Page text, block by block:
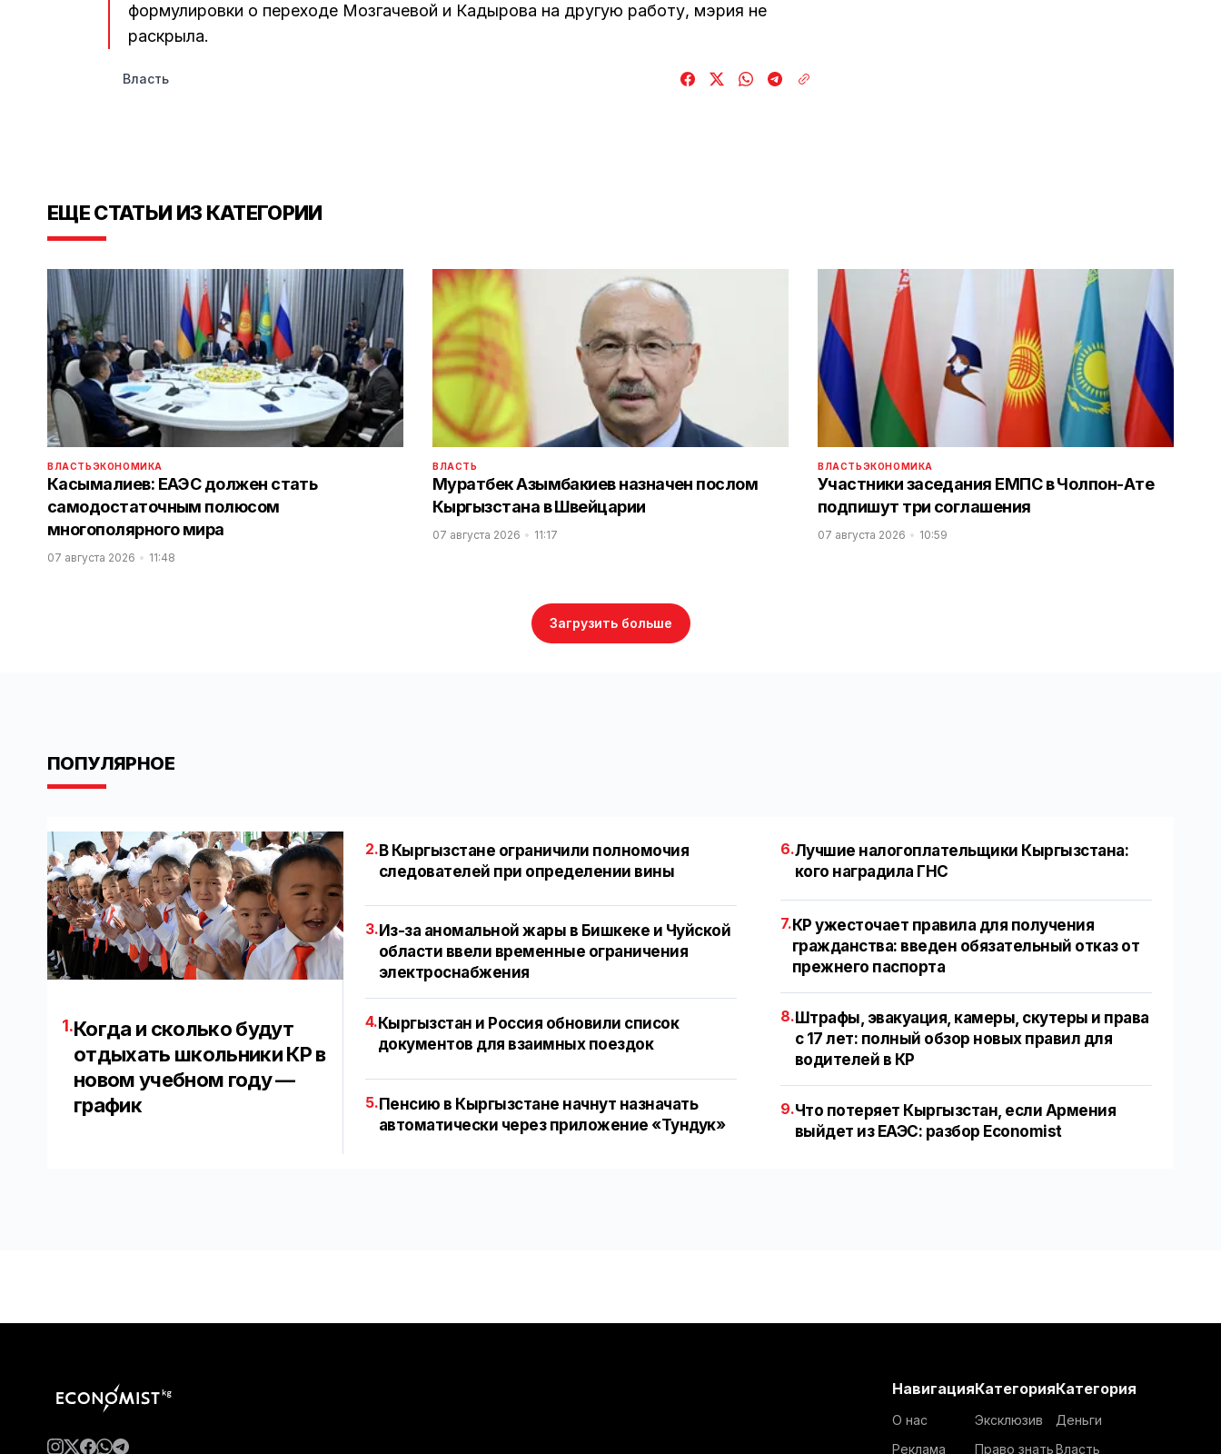
формулировки о переходе Мозгачевой и Кадырова на другую работу, мэрия не
раскрыла.
Власть
ЕЩЕ СТАТЬИ ИЗ КАТЕГОРИИ
ВЛАСТЬЭКОНОМИКА
Касымалиев: ЕАЭС должен стать
самодостаточным полюсом
многополярного мира
07 августа 2026 11:48
ВЛАСТЬ
Муратбек Азымбакиев назначен послом
Кыргызстана в Швейцарии
07 августа 2026 11:17
ВЛАСТЬЭКОНОМИКА
Участники заседания ЕМПС в Чолпон-Ате
подпишут три соглашения
07 августа 2026 10:59
Загрузить больше
ПОПУЛЯРНОЕ
1.Когда и сколько будут
отдыхать школьники КР в
новом учебном году —
график
2.В Кыргызстане ограничили полномочия
следователей при определении вины
3. Из-за аномальной жары в Бишкеке и Чуйской
области ввели временные ограничения
электроснабжения
4. Кыргызстан и Россия обновили список
документов для взаимных поездок
5.Пенсию в Кыргызстане начнут назначать
автоматически через приложение «Тундук»
6.Лучшие налогоплательщики Кыргызстана:
кого наградила ГНС
7.КР ужесточает правила для получения
гражданства: введен обязательный отказ от
прежнего паспорта
8.Штрафы, эвакуация, камеры, скутеры и права
с 17 лет: полный обзор новых правил для
водителей в КР
9.Что потеряет Кыргызстан, если Армения
выйдет из ЕАЭС: разбор Economist
Навигация
О нас
Реклама
Категория
Эксклюзив
Право знать
Категория
Деньги
Власть